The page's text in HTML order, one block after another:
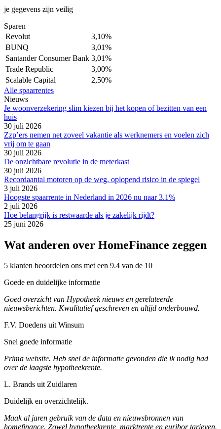
je gegevens zijn veilig
Sparen
Revolut
3,10%
BUNQ
3,01%
Santander Consumer Bank 3,01%
Trade Republic
3,00%
Scalable Capital
2,50%
Alle spaarrentes
Nieuws
Je woonverzekering slim kiezen bij het kopen of bezitten van een
huis
30 juli 2026
Zzp’ers nemen net zoveel vakantie als werknemers en voelen zich
vrij om te gaan
30 juli 2026
De onzichtbare revolutie in de meterkast
30 juli 2026
Recordaantal motoren op de weg, oplopend risico in de spiegel
3 juli 2026
Hoogste spaarrente in Nederland in 2026 nu naar 3.1%
2 juli 2026
Hoe belangrijk is restwaarde als je zakelijk rijdt?
25 juni 2026
Wat anderen over HomeFinance zeggen
5 klanten beoordelen ons met een 9.4 van de 10
Goede en duidelijke informatie
Goed overzicht van Hypotheek nieuws en gerelateerde
nieuwsberichten. Kwalitatief geschreven en altijd onderbouwd.
F.V. Doedens uit Winsum
Snel goede informatie
Prima website. Heb snel de informatie gevonden die ik nodig had
over de laagste hypotheekrente.
L. Brands uit Zuidlaren
Duidelijk en overzichtelijk.
Maak al jaren gebruik van de data en nieuwsbronnen van
homefinance. Zowel hypotheekrente, marktrente en euribor tarieven.